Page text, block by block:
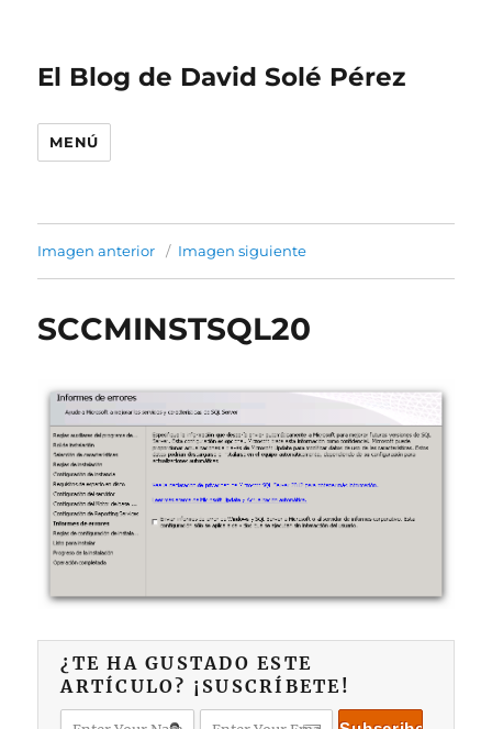
El Blog de David Solé Pérez
MENÚ
Imagen anterior Imagen siguiente
SCCMINSTSQL20
¿TE HA GUSTADO ESTE
ARTÍCULO? ¡SUSCRÍBETE!